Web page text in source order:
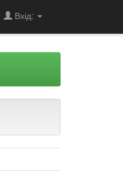
Вхід: